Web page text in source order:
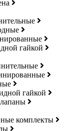
гайкой
гайкой
комплекты